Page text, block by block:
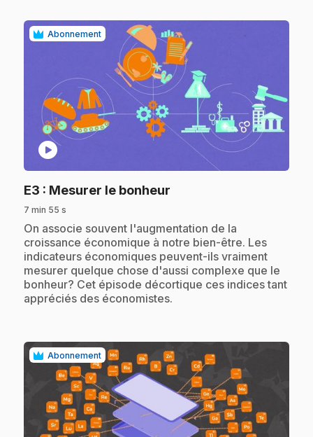
Abonnement
play_circle
E3 : Mesurer le bonheur
7 min 55 s
.On associe souvent l'augmentation de la
croissance économique à notre bien-être. Les
indicateurs économiques peuvent-ils vraiment
mesurer quelque chose d'aussi complexe que le
bonheur? Cet épisode décortique ces indices tant
appréciés des économistes.
Abonnement